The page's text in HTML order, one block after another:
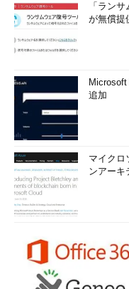
「ラン
が無償提
追加
マイクロ
ンアーキ